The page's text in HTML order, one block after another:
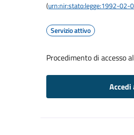
(urn:nir:stato:legge:1992-02-
Servizio attivo
Procedimento di accesso
Accedi